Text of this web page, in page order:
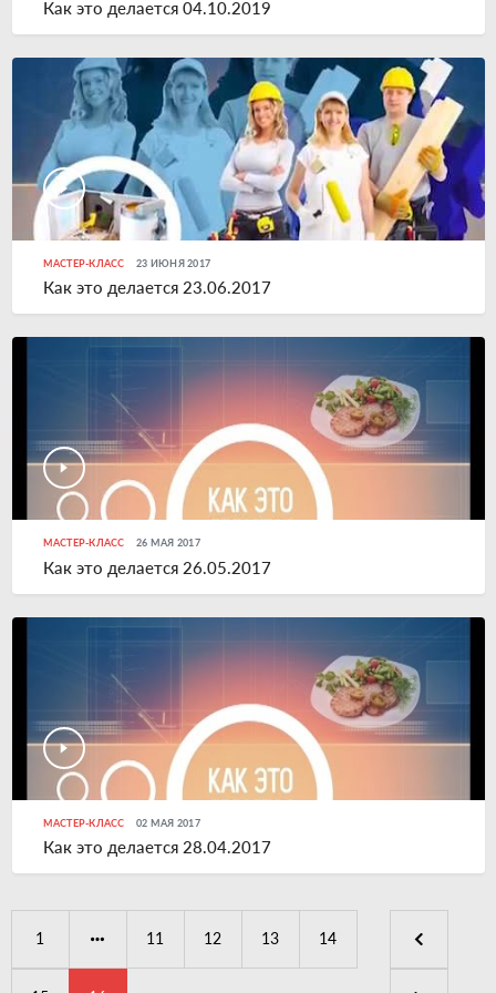
Как это делается 04.10.2019
МАСТЕР-КЛАСС 23 ИЮНЯ 2017
Как это делается 23.06.2017
МАСТЕР-КЛАСС 26 МАЯ 2017
Как это делается 26.05.2017
МАСТЕР-КЛАСС 02 МАЯ 2017
Как это делается 28.04.2017
1 11 12 13 14